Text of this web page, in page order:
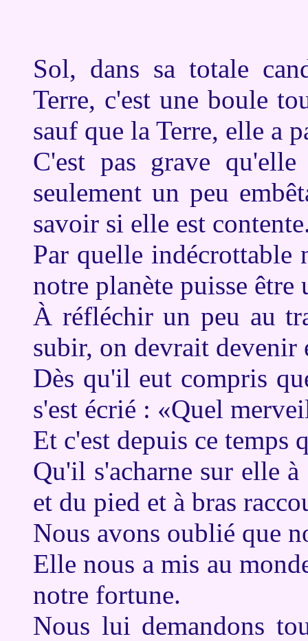
Sol, dans sa totale
Terre, c'est une boule
sauf que la Terre, elle a
C'est pas grave
seulement un peu
savoir si elle est
Par quelle indécrottable
notre planète puisse
À réfléchir un peu au
subir, on devrait devenir
Dès qu'il eut compris
s'est écrié : «Quel
Et c'est depuis ce temps
Qu'il s'acharne sur elle
et du pied et à bras
Nous avons oublié que
Elle nous a mis au
notre fortune.
Nous lui demandons